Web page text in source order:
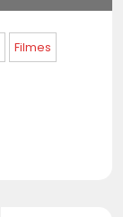
Filmes